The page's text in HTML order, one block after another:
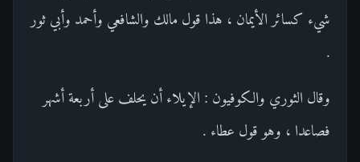
شيء كسائر الأيمان ، هذا قول مالك والشافعي وأحمد وأبي ثور
.
وقال الثوري والكوفيون : الإيلاء أن يحلف على أربعة أشهر
فصاعدا ، وهو قول عطاء .